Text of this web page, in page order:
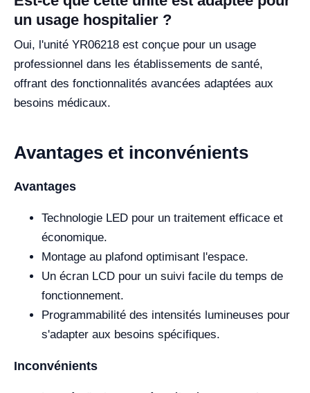
un usage hospitalier ?
Oui, l'unité YR06218 est conçue pour un usage
professionnel dans les établissements de santé,
offrant des fonctionnalités avancées adaptées aux
besoins médicaux.
Avantages et inconvénients
Avantages
Technologie LED pour un traitement efficace et
économique.
Montage au plafond optimisant l'espace.
Un écran LCD pour un suivi facile du temps de
fonctionnement.
Programmabilité des intensités lumineuses pour
s'adapter aux besoins spécifiques.
Inconvénients